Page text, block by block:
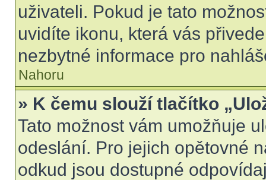
uživateli. Pokud je tato
uvidíte ikonu, která vás
nezbytné informace pro
Nahoru
» K čemu slouží tlačítko
Tato možnost vám umožňuje
odeslání. Pro jejich opětovné
odkud jsou dostupné